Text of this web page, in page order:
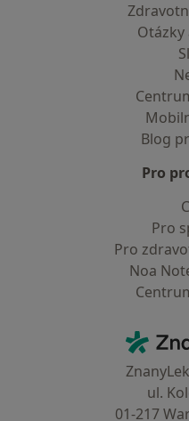
Otázky
Blog
Pro
Pro
Pro
Noa
ul.
01-217